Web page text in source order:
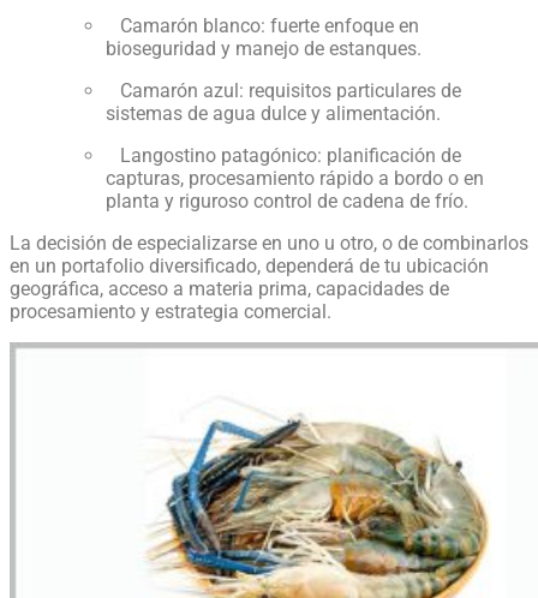
Camarón blanco: fuerte enfoque en
bioseguridad y manejo de estanques.
Camarón azul: requisitos particulares de
sistemas de agua dulce y alimentación.
Langostino patagónico: planificación de
capturas, procesamiento rápido a bordo o en
planta y riguroso control de cadena de frío.
La decisión de especializarse en uno u otro, o de combinarlos
en un portafolio diversificado, dependerá de tu ubicación
geográfica, acceso a materia prima, capacidades de
procesamiento y estrategia comercial.